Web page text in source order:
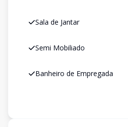
Sala de Jantar
Semi Mobiliado
Banheiro de Empregada